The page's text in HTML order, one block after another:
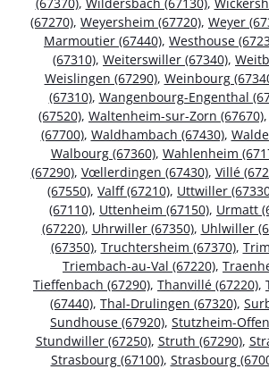
(67270), Weyersheim (67720), Weyer
Marmoutier (67440), Westhouse
(67310), Weiterswiller (67340),
Weislingen (67290), Weinbourg
(67310), Wangenbourg-Engenthal
(67520), Waltenheim-sur-Zorn (67670),
(67700), Waldhambach (67430),
Walbourg (67360), Wahlenheim
(67290), Vœllerdingen (67430), Villé
(67550), Valff (67210), Uttwiller
(67110), Uttenheim (67150), Urmatt
(67220), Uhrwiller (67350), Uhlwiller
(67350), Truchtersheim (67370),
Triembach-au-Val (67220),
Tieffenbach (67290), Thanvillé (67220),
(67440), Thal-Drulingen (67320),
Sundhouse (67920), Stutzheim-
Stundwiller (67250), Struth (67290),
Strasbourg (67100), Strasbourg